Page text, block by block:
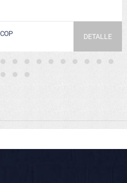
COP DETALLE